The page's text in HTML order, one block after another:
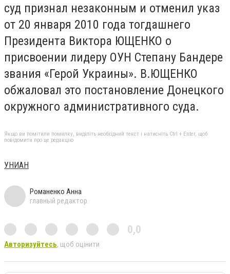
суд признал незаконным и отменил указ
от 20 января 2010 года тогдашнего
Президента Виктора ЮЩЕНКО о
присвоении лидеру ОУН Степану Бандере
звания «Герой Украины». В.ЮЩЕНКО
обжаловал это постановление Донецкого
окружного административного суда.
Якщо ви помітили помилку, виділіть необхідний текст і натисніть Ctrl + Enter, щоб
повідомити про це редакцію
УНИАН
Романенко Анна
главный редактор
0,0
Авторизуйтесь, щоб оцінити